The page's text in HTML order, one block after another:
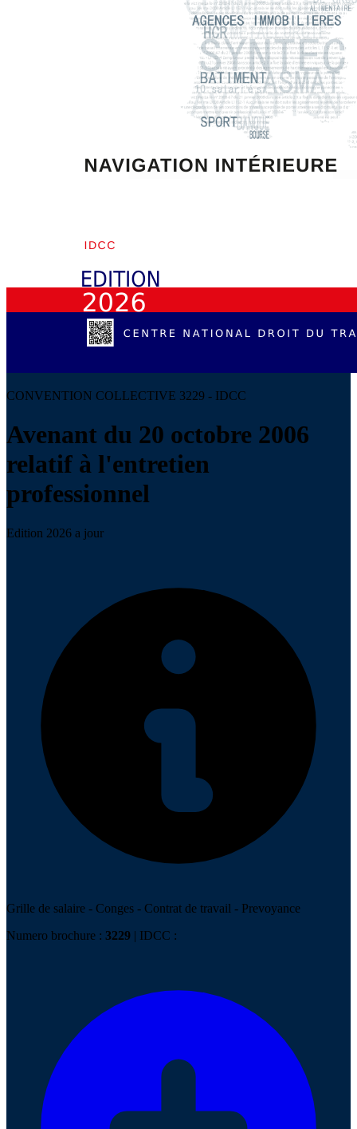
CONVENTION COLLECTIVE 3229 - IDCC
Avenant du 20 octobre 2006
relatif à l'entretien
professionnel
Edition 2026 a jour
Grille de salaire - Conges - Contrat de travail - Prevoyance
Numero brochure : 3229 | IDCC :